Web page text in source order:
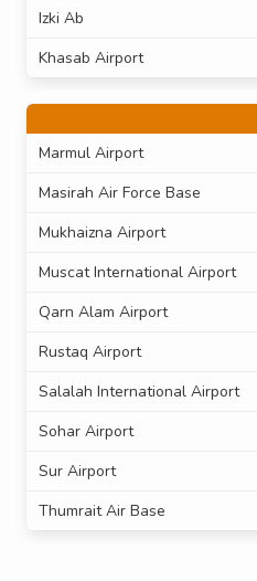
Izki Ab
Khasab Airport
Marmul Airport
Masirah Air Force Base
Mukhaizna Airport
Muscat International Airport
Qarn Alam Airport
Rustaq Airport
Salalah International Airport
Sohar Airport
Sur Airport
Thumrait Air Base